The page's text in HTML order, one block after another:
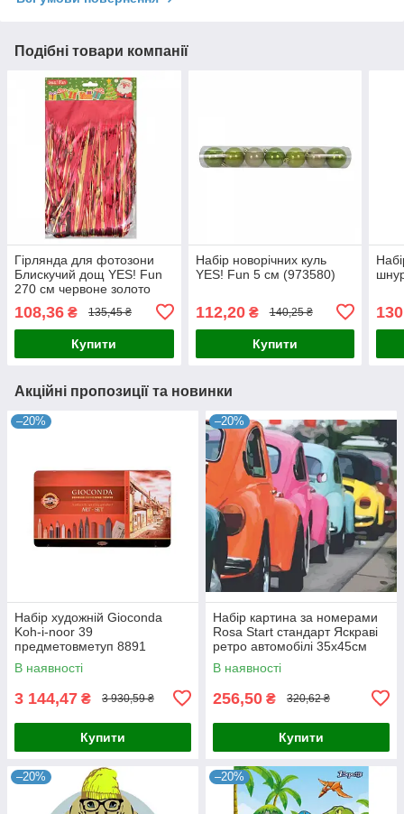
Подібні товари компанії
Гірлянда для фотозони
Блискучий дощ YES! Fun
270 см червоне золото
108,36 ₴ 135,45 ₴
Купити
Набір новорічних куль
YES! Fun 5 см (973580)
112,20₴ 140,25 ₴
Купити
Акційні пропозиції та новинки
–20%
Набір художній Gioconda
Koh-i-noor 39
предметовметуп 8891
В наявності
3 144,47 ₴ 3 930,59 ₴
Купити
–20%
Набір картина за номерами
Rosa Start стандарт Яскраві
ретро автомобілі 35х45см
(4823098514121)
В наявності
256,50 ₴ 320,62 ₴
Купити
–20% –20%